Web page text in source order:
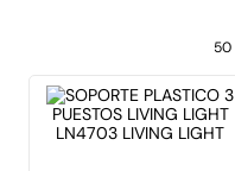
50